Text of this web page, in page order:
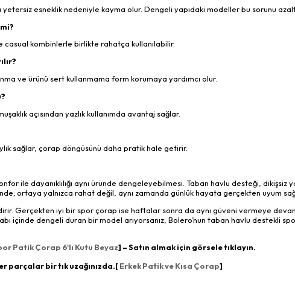
esneklik nedeniyle kayma olur. Dengeli yapıdaki modeller bu sorunu
kombinlerle birlikte rahatça kullanılabilir.
ve ürünü sert kullanmama form korumaya yardımcı olur.
açısından yazlık kullanımda avantaj sağlar.
sağlar, çorap döngüsünü daha pratik hale getirir.
ile dayanıklılığı aynı üründe dengeleyebilmesi. Taban havlu desteği, dikişsiz
ortaya yalnızca rahat değil, aynı zamanda günlük hayata gerçekten uyum
Gerçekten iyi bir spor çorap ise haftalar sonra da aynı güveni vermeye
içinde dengeli duran bir model arıyorsanız, Bolero’nun taban havlu destekli
Patik Çorap 6'lı Kutu Beyaz] – Satın almak için görsele tıklayın.
parçalar bir tık uzağınızda.[ Erkek Patik ve Kısa Çorap]